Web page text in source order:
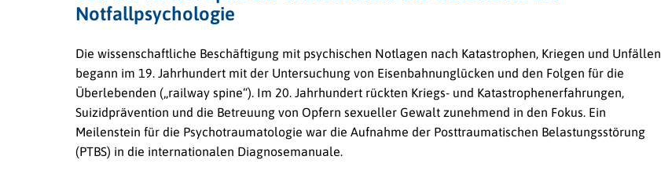
Notfallpsychologie
Die wissenschaftliche Beschäftigung mit psychischen Notlagen nach Katastrophen, Kriegen und Unfällen
begann im 19. Jahrhundert mit der Untersuchung von Eisenbahnunglücken und den Folgen für die
Überlebenden („railway spine“). Im 20. Jahrhundert rückten Kriegs- und Katastrophenerfahrungen,
Suizidprävention und die Betreuung von Opfern sexueller Gewalt zunehmend in den Fokus. Ein
Meilenstein für die Psychotraumatologie war die Aufnahme der Posttraumatischen Belastungsstörung
(PTBS) in die internationalen Diagnosemanuale.